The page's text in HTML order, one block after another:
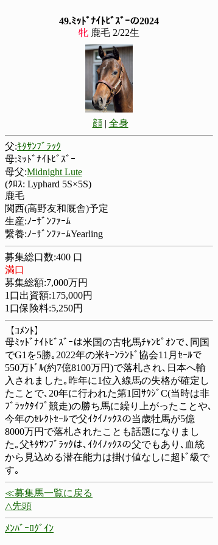
49.ﾐｯﾄﾞﾅｲﾄﾋﾞｽﾞｰの2024
牝 鹿毛 2/22生
顔| 全身
父:ｷﾀｻﾝﾌﾞﾗｯｸ
母:ﾐｯﾄﾞﾅｲﾄﾋﾞｽﾞｰ
母父:Midnight Lute
(ｸﾛｽ: Lyphard 5S×5S)
鹿毛
関西(高野友和厩舎)予定
生産:ﾉｰｻﾞﾝﾌｧｰﾑ
繋養:ﾉｰｻﾞﾝﾌｧｰﾑYearling
募集総口数:400 口
満口
募集総額:7,000万円
1口出資額:175,000円
1口保険料:5,250円
【ｺﾒﾝﾄ】
母ﾐｯﾄﾞﾅｲﾄﾋﾞｽﾞｰは米国の古牝馬ﾁｬﾝﾋﾟｵﾝで､同国
でG1を5勝｡2022年の米ｷｰﾝﾗﾝﾄﾞ協会11月ｾｰﾙで
550万ﾄﾞﾙ(約7億8100万円)で落札され､日本へ輸
入されました｡昨年に1位入線馬の失格が確定し
たことで､20年に行われた第1回ｻｳｼﾞC(当時は非
ﾌﾞﾗｯｸﾀｲﾌﾟ競走)の勝ち馬に繰り上がったことや､
今年のｾﾚｸﾄｾｰﾙで父ｲｸｲﾉｯｸｽの当歳牡馬が5億
8000万円で落札されたことも話題になりまし
た｡父ｷﾀｻﾝﾌﾞﾗｯｸは､ｲｸｲﾉｯｸｽの父でもあり､血統
から見込める潜在能力は掛け値なしに超ﾄﾞ級で
す｡
≪募集馬一覧に戻る
△先頭
ﾒﾝﾊﾞｰﾛｸﾞｲﾝ